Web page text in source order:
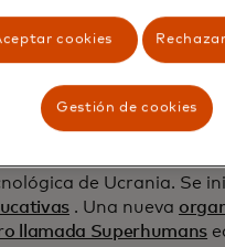
que están
apoyar a los
Se crearon nuevas
incluyendo una
de startups
para
de Ucrania. Se
. Una nueva
llamada Superhumans
cookies
Gestión de cookies